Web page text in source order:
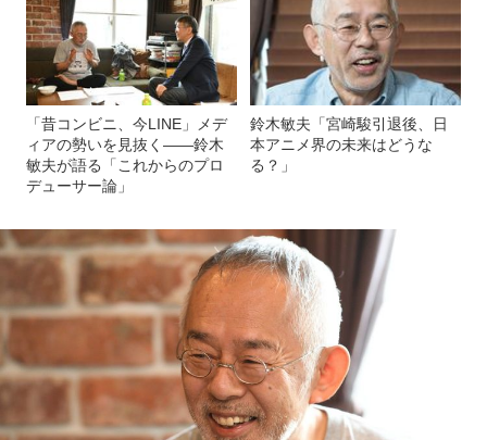
「昔コンビニ、今LINE」メデ
ィアの勢いを見抜く――鈴木
敏夫が語る「これからのプロ
デューサー論」
鈴木敏夫「宮崎駿引退後、日
本アニメ界の未来はどうな
る？」